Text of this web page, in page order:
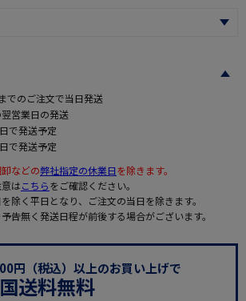
でのご注文で当日発送
翌営業日の発送
で発送予定
で発送予定
などの弊社指定の休業日を除きます。
はこちらをご確認ください。
除く平日となり、ご注文の当日を除きます。
告無く発送日程が前後する場合がございます。
円（税込）以上のお買い上げで
送料無料